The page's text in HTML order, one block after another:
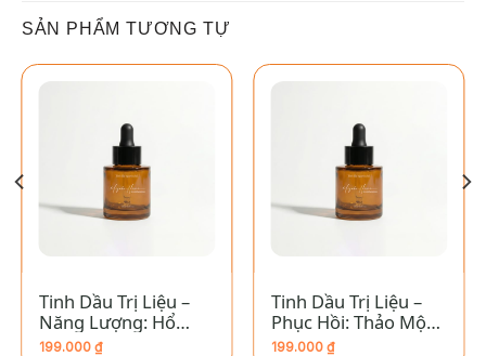
SẢN PHẨM TƯƠNG TỰ
Tinh Dầu Trị Liệu –
Năng Lượng: Hổ
Phách
199.000 ₫
Tinh Dầu Trị Liệu –
Phục Hồi: Thảo Mộc
Rừng Nhiệt Đới
199.000 ₫